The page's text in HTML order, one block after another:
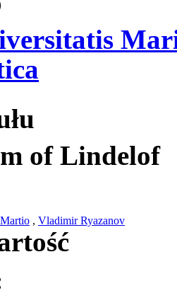
of Lindelof
, Vladimir Ryazanov